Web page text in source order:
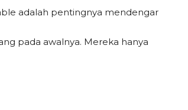
adalah pentingnya mendengar
pada awalnya. Mereka hanya